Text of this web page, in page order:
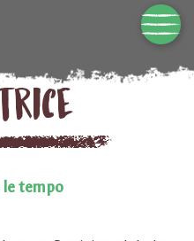
le tempo